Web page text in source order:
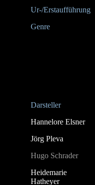
Ur-/Erstaufführung
Genre
Darsteller
Hannelore Elsner
Jörg Pleva
Hugo Schrader
Heidemarie
Hatheyer